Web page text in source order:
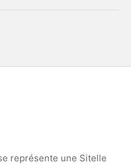
représente une Sitelle